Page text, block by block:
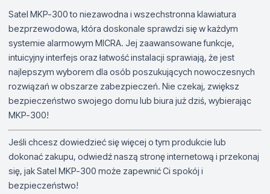
Satel MKP-300 to niezawodna i wszechstronna klawiatura
bezprzewodowa, która doskonale sprawdzi się w każdym
systemie alarmowym MICRA. Jej zaawansowane funkcje,
intuicyjny interfejs oraz łatwość instalacji sprawiają, że jest
najlepszym wyborem dla osób poszukujących nowoczesnych
rozwiązań w obszarze zabezpieczeń. Nie czekaj, zwiększ
bezpieczeństwo swojego domu lub biura już dziś, wybierając
MKP-300!
Jeśli chcesz dowiedzieć się więcej o tym produkcie lub
dokonać zakupu, odwiedź naszą stronę internetową i przekonaj
się, jak Satel MKP-300 może zapewnić Ci spokój i
bezpieczeństwo!